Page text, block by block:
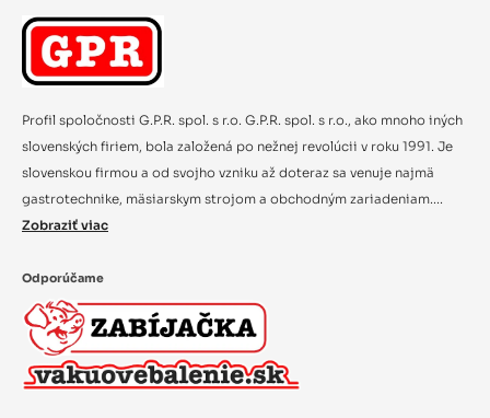
Profil spoločnosti G.P.R. spol. s r.o. G.P.R. spol. s r.o., ako mnoho iných
slovenských firiem, bola založená po nežnej revolúcii v roku 1991. Je
slovenskou firmou a od svojho vzniku až doteraz sa venuje najmä
gastrotechnike, mäsiarskym strojom a obchodným zariadeniam....
Zobraziť viac
Odporúčame